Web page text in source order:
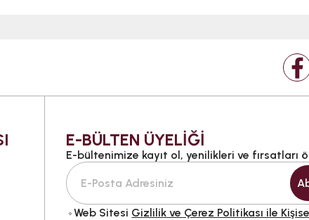
E-BÜLTEN ÜYELİĞİ
E-bültenimize kayıt ol, yenilikleri ve fırsatları
Web Sitesi Gizlilik ve Çerez Politikası ile